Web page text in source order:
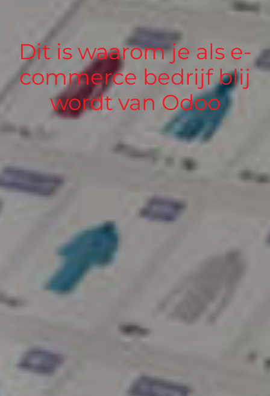
Dit is waarom je als e-
commerce bedrijf blij
wordt van Odoo